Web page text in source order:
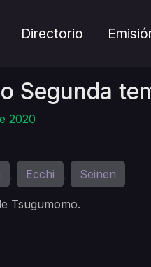
Directorio
Segunda
2020
Ecchi Seinen
Tsugumomo.